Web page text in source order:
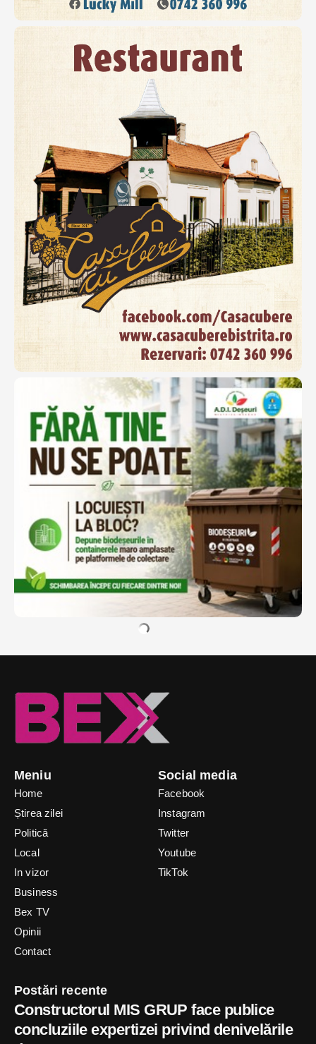
Meniu
Home
Știrea zilei
Politică
Local
In vizor
Business
Bex TV
Opinii
Contact
Social media
Facebook
Instagram
Twitter
Youtube
TikTok
Postări recente
Constructorul MIS GRUP face publice
concluziile expertizei privind denivelările